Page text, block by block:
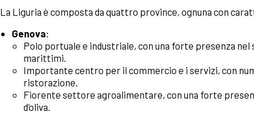
La Liguria è composta da quattro province, ognuna con
Genova:
Polo portuale e industriale, con una forte presenza
marittimi.
Importante centro per il commercio e i servizi, con
ristorazione.
Fiorente settore agroalimentare, con una forte
d’oliva.